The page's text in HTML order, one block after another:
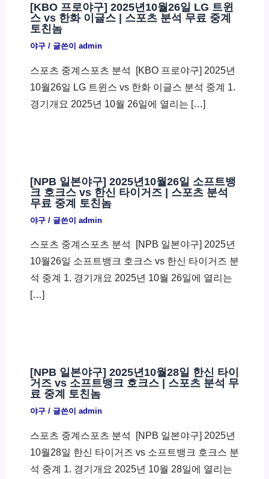
[KBO 프로야구] 2025년10월26일 LG 트윈
스 vs 한화 이글스 | 스포츠 분석 무료 중계
토친놈
야구/ 글쓴이 admin
스포츠 중계스포츠 분석 ​ [KBO 프로야구] 2025년
10월26일 LG 트윈스 vs 한화 이글스 분석 중계 1.
경기개요 2025년 10월 26일에 열리는 […]
[NPB 일본야구] 2025년10월26일 소프트뱅
크 호크스 vs 한신 타이거즈 | 스포츠 분석
무료 중계 토친놈
야구/ 글쓴이 admin
스포츠 중계스포츠 분석 ​ [NPB 일본야구] 2025년
10월26일 소프트뱅크 호크스 vs 한신 타이거즈 분
석 중계 1. 경기개요 2025년 10월 26일에 열리는
[…]
[NPB 일본야구] 2025년10월28일 한신 타이
거즈 vs 소프트뱅크 호크스 | 스포츠 분석 무
료 중계 토친놈
야구/ 글쓴이 admin
스포츠 중계스포츠 분석 ​ [NPB 일본야구] 2025년
10월28일 한신 타이거즈 vs 소프트뱅크 호크스 분
석 중계 1. 경기개요 2025년 10월 28일에 열리는